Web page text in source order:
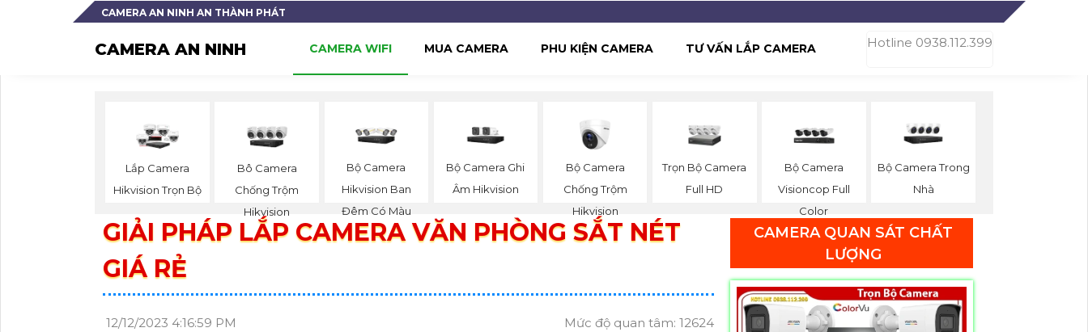
CAMERA AN NINH AN THÀNH PHÁT
CAMERA AN NINH Hotline 0938.112.399
CAMERA WIFI MUA CAMERA PHU KIỆN CAMERA TƯ VẤN LẮP CAMERA
Lắp Camera
Hikvision Trọn Bộ
Bô Camera
Chống Trộm
Hikvision
Bộ Camera
Hikvision Ban
Đêm Có Màu
Bộ Camera Ghi
Âm Hikvision
Bộ Camera
Chống Trộm
Hikvision
Trọn Bộ Camera
Full HD
Bộ Camera
Visioncop Full
Color
Bộ Camera Trong
Nhà
GIẢI PHÁP LẮP CAMERA VĂN PHÒNG SẮT NÉT
GIÁ RẺ
12/12/2023 4:16:59 PM Mức độ quan tâm: 12624
CAMERA QUAN SÁT CHẤT
LƯỢNG